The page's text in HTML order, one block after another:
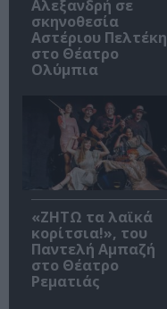
Αλεξανδρή σε
σκηνοθεσία
Αστέριου Πελτέκη
στο Θέατρο
Ολύμπια
«ΖΗΤΩ τα λαϊκά
κορίτσια!», του
Παντελή Αμπαζή
στο Θέατρο
Ρεματιάς